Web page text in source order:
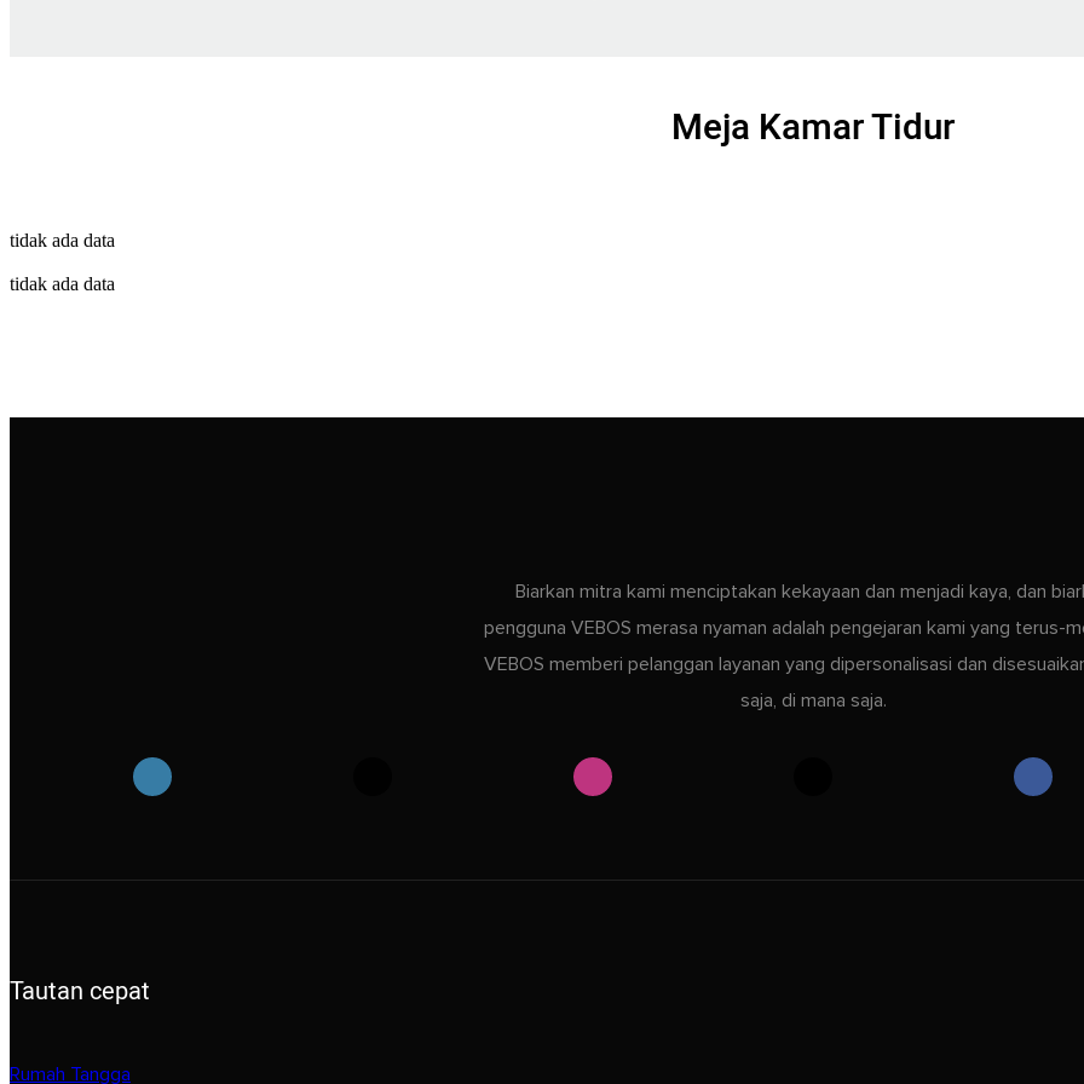
Meja Kamar Tidur
tidak ada data
tidak ada data
Biarkan mitra kami menciptakan kekayaan dan menjadi kaya, dan
pengguna VEBOS merasa nyaman adalah pengejaran kami yang terus-
VEBOS memberi pelanggan layanan yang dipersonalisasi dan
saja, di mana saja.
Tautan cepat
Rumah Tangga